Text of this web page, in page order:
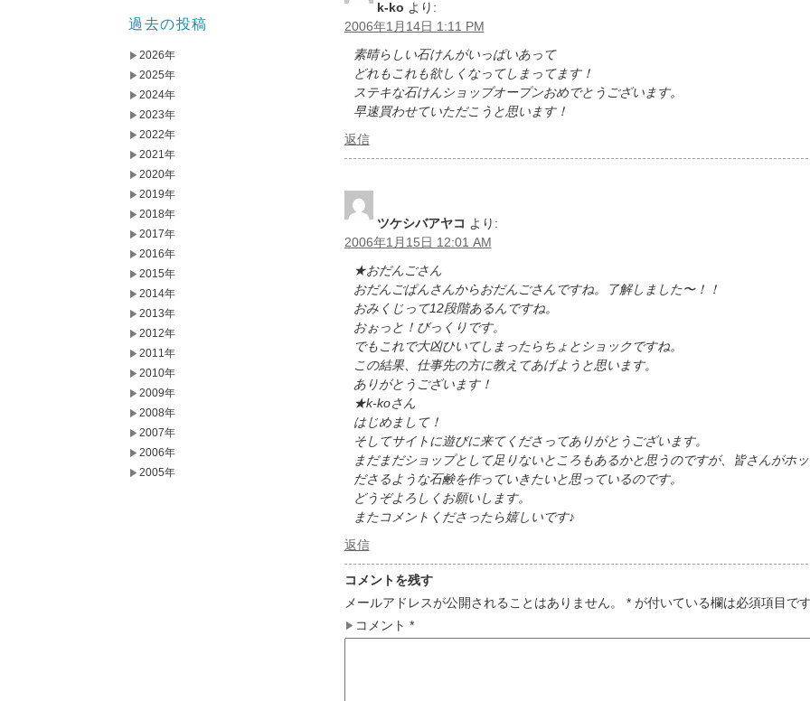
k-ko より:
2006年1月14日 1:11 PM
素晴らしい石けんがいっぱいあって
どれもこれも欲しくなってしまってます！
ステキな石けんショップオープンおめでとうございます。
早速買わせていただこうと思います！
返信
ツケシバアヤコ より:
2006年1月15日 12:01 AM
★おだんごさん
おだんごぱんさんからおだんごさんですね。了解しました〜！！
おみくじって12段階あるんですね。
おぉっと！びっくりです。
でもこれで大凶ひいてしまったらちょとショックですね。
この結果、仕事先の方に教えてあげようと思います。
ありがとうございます！
★k-koさん
はじめまして！
そしてサイトに遊びに来てくださってありがとうございます。
まだまだショップとして足りないところもあるかと思うのですが、皆さんがホ
ださるような石鹸を作っていきたいと思っているのです。
どうぞよろしくお願いします。
またコメントくださったら嬉しいです♪
返信
コメントを残す
メールアドレスが公開されることはありません。
*が付いている欄は必須項目です
コメント *
過去の投稿
2026年
2025年
2024年
2023年
2022年
2021年
2020年
2019年
2018年
2017年
2016年
2015年
2014年
2013年
2012年
2011年
2010年
2009年
2008年
2007年
2006年
2005年